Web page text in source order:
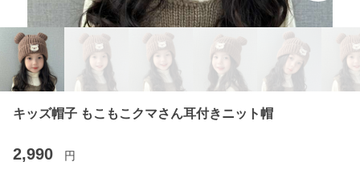
キッズ帽子 もこもこクマさん耳付きニット帽
2,990 円